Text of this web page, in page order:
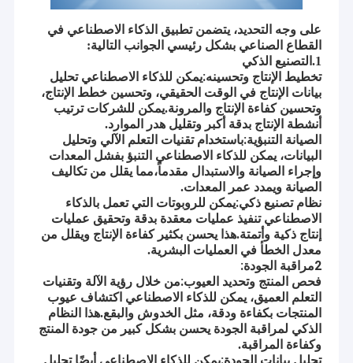
على وجه التحديد، يتضمن تطبيق الذكاء الاصطناعي في
القطاع الصناعي بشكل رئيسي الجوانب التالية:
1. التصنيع الذكي
تخطيط الإنتاج وتحسينه:يمكن للذكاء الاصطناعي تحليل
بيانات الإنتاج في الوقت الحقيقي، وتحسين خطط الإنتاج،
وتحسين كفاءة الإنتاج والمرونة.يمكن للشركات ترتيب
أنشطة الإنتاج بدقة أكبر وتقليل هدر الموارد.
الصيانة التنبؤية:باستخدام تقنيات التعلم الآلي وتحليل
البيانات، يمكن للذكاء الاصطناعي التنبؤ بفشل المعدات
وإجراء الصيانة والاستبدال مقدماً،مما يقلل من تكاليف
الصيانة ويمدد عمر المعدات.
نظام تصنيع ذكي:يمكن للروبوتات التي تعمل بالذكاء
الاصطناعي تنفيذ عمليات معقدة بدقة وتحقيق عمليات
إنتاج ذكية وأتمتة.هذا يحسن بكثير كفاءة الإنتاج ويقلل من
معدل الخطأ في العمليات البشرية.
2مراقبة الجودة:
فحص المنتج وتحديد العيوب:من خلال رؤية الآلة وتقنيات
التعلم العميق، يمكن للذكاء الاصطناعي اكتشاف عيوب
المنتجات بكفاءة ودقة، مثل الخدوش والبقع.هذا النظام
الذكي لمراقبة الجودة يحسن بشكل كبير من جودة المنتج
وكفاءة المراقبة.